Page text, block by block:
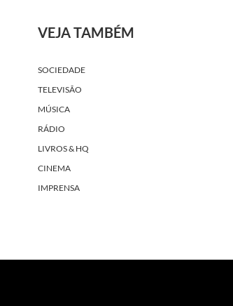
VEJA TAMBÉM
SOCIEDADE
TELEVISÃO
MÚSICA
RÁDIO
LIVROS & HQ
CINEMA
IMPRENSA